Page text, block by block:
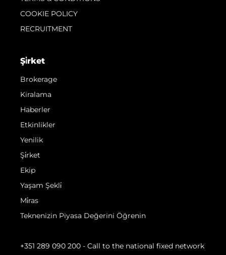
COOKIE POLICY
RECRUITMENT
Şi̇rket
Brokerage
Kiralama
Haberler
Etkinlikler
Yenilik
Şi̇rket
Ekip
Yaşam Şekli̇
Mi̇ras
Teknenizin Piyasa Değerini Öğrenin
+351 289 090 200 - Call to the national fixed network